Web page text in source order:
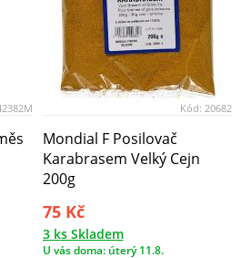
Kód: 20682
Mondial F Posilovač
Karabrasem Velký Cejn
200g
75 Kč
3 ks Skladem
U vás doma: úterý 11.8.